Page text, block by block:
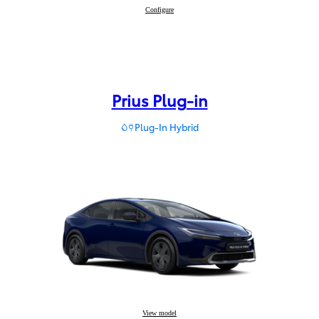
Proace Verso
Configure
Prius Plug-in
Plug-In Hybrid
Prius Plug-in
View model